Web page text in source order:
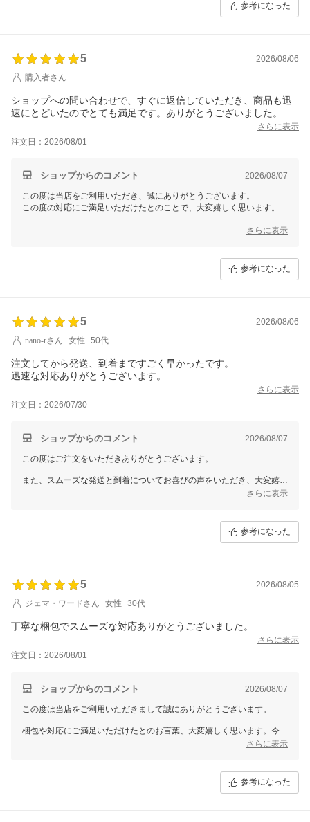
この度は、当店をご利用いただきまして誠にありがとうございました。
参考になった
5
2026/08/06
購入者さん
ショップへの問い合わせで、すぐに返信していただき、商品も迅
速にとどいたのでとても満足です。ありがとうございました。
さらに表示
注文日：2026/08/01
ショップからのコメント 2026/08/07
この度は当店をご利用いただき、誠にありがとうございます。
この度の対応にご満足いただけたとのことで、大変嬉しく思います。
これからもお客様に安心してお買い物を楽しんでいただけるよう、丁寧
この度は、当店をご利用いただきまして誠にありがとうございました。
さらに表示
参考になった
5
2026/08/06
nano-rさん
女性 50代
注文してから発送、到着まですごく早かったです。
迅速な対応ありがとうございます。
さらに表示
注文日：2026/07/30
ショップからのコメント 2026/08/07
この度はご注文をいただきありがとうございます。
また、スムーズな発送と到着についてお喜びの声をいただき、大変嬉し
まいりますまた機会がございましたらご利用いただけますと幸いです。
この度は、当店をご利用いただきまして誠にありがとうございました。
さらに表示
参考になった
5
2026/08/05
ジェマ・ワードさん
女性 30代
丁寧な梱包でスムーズな対応ありがとうございました。
さらに表示
注文日：2026/08/01
ショップからのコメント 2026/08/07
この度は当店をご利用いただきまして誠にありがとうございます。
梱包や対応にご満足いただけたとのお言葉、大変嬉しく思います。今
後もお客様にご満足いただけるサービスを心掛けてまいります。さらに表示
参考になった